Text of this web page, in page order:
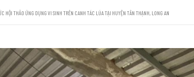
HỘI THẢO ỨNG DỤNG VI SINH TRÊN CANH TÁC LÚA TẠI HUYỆN TÂN THẠNH, LONG AN